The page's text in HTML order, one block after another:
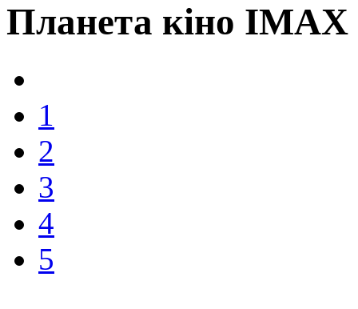
Планета кіно IMAX
1
2
3
4
5